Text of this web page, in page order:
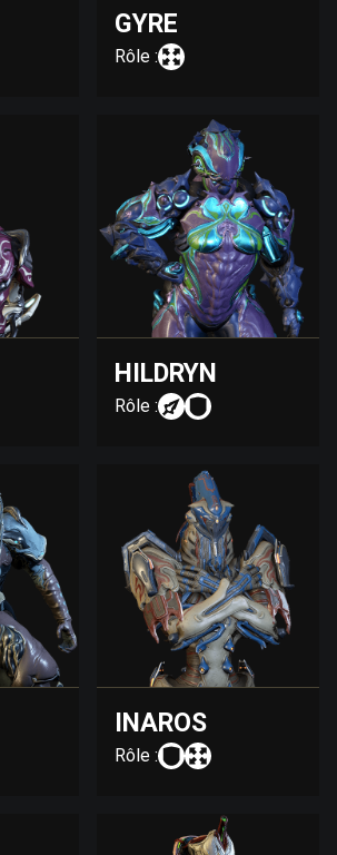
GYRE
Rôle :
HILDRYN
Rôle :
INAROS
Rôle :